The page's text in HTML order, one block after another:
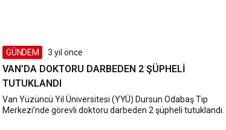
GÜNDEM 3 yıl önce
VAN’DA DOKTORU DARBEDEN 2 ŞÜPHELI
TUTUKLANDI
Van Yüzüncü Yıl Üniversitesi (YYÜ) Dursun Odabaş Tıp
Merkezi’nde görevli doktoru darbeden 2 şüpheli tutuklandı.